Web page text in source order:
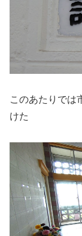
このあたりでは
けた